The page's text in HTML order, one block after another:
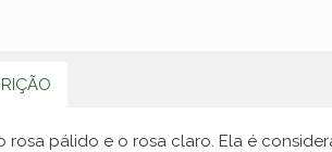
pálido e o rosa claro. Ela é